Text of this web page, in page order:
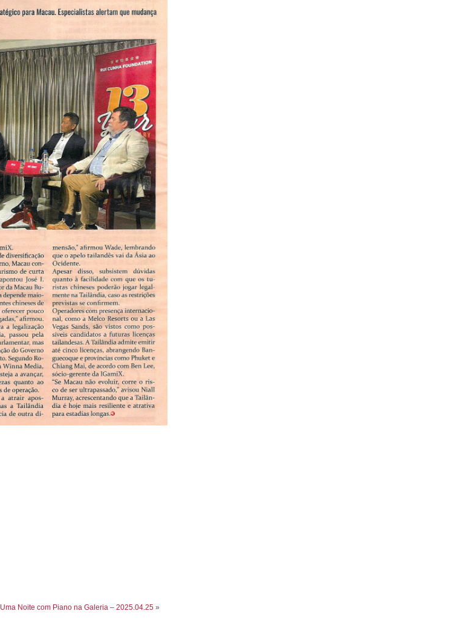
Uma Noite com Piano na Galeria – 2025.04.25»